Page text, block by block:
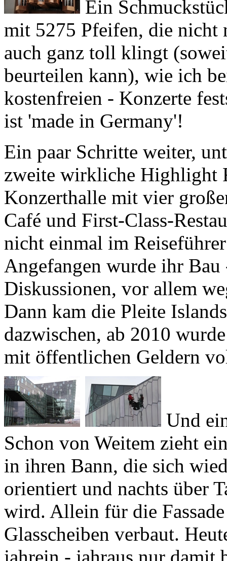
auch ganz toll klingt
beurteilen kann), wie ich
kostenfreien - Konzerte
ist 'made in Germany'!
Ein paar Schritte weiter,
zweite wirkliche Highlight
Konzerthalle mit vier
Café und First-Class-
nicht einmal im
Angefangen wurde ihr
Diskussionen, vor allem
Dann kam die Pleite
dazwischen, ab 2010
mit öffentlichen Geldern
Schon von Weitem zieht
in ihren Bann, die sich
orientiert und nachts über
wird. Allein für die
Glasscheiben verbaut.
jahrein - jahraus nur damit
putzen und abzudichten!